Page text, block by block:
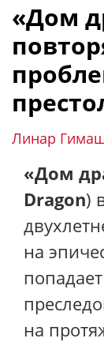
«Дом
Линар
«Дом
Dragon)
на
на